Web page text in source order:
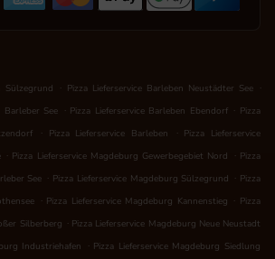
Sülzegrund . Pizza Lieferservice Barleben Neustädter See .
Barleber See . Pizza Lieferservice Barleben Ebendorf . Pizza
. Pizza Lieferservice Barleben . Pizza Lieferservice
. Pizza Lieferservice Magdeburg Gewerbegebiet Nord . Pizza
See . Pizza Lieferservice Magdeburg Sülzegrund . Pizza
. Pizza Lieferservice Magdeburg Kannenstieg . Pizza
Silberberg . Pizza Lieferservice Magdeburg Neue Neustadt
Industriehafen . Pizza Lieferservice Magdeburg Siedlung